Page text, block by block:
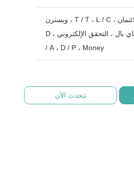
بطاقة الائتمان ، T / T ، L / C ، ويسترن
يونيون ، باي بال ، التحقق الإلكتروني ، D
/ A ، D / P ، Money
نتحدث الآن